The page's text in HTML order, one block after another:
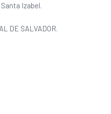
Izabel.
DE SALVADOR.